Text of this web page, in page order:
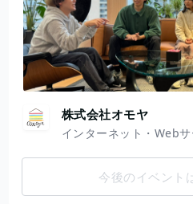
株式会社オモヤ
インターネット・Webサ
今後のイベント